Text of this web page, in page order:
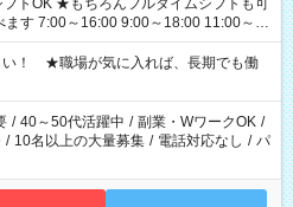
イムシフトも可
す 7:00～16:00 9:00～18:00 11:00～
内できません ※法令に基づき、週20時
の加入対象となります ※労働者派遣法
）により、短時間・短期間の就業はご
ます
い！ ★職場が気に入れば、長期でも働
/ 40～50代活躍中 / 副業・WワークOK /
/ 10名以上の大量募集 / 電話対応なし / パ